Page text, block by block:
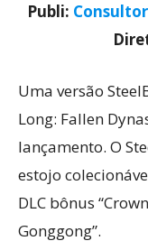
Publi:
Uma versão
Long: Fallen
lançamento. O
estojo
DLC bônus
Gonggong”.